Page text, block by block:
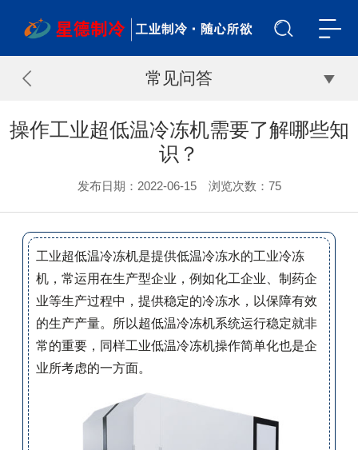
常见问答
操作工业超低温冷冻机需要了解哪些知
识？
发布日期：2022-06-15 浏览次数： 75
工业超低温冷冻机是提供低温冷冻水的工业冷冻
机，常运用在生产型企业，例如化工企业、制药企
业等生产过程中，提供稳定的冷冻水，以保障有效
的生产产量。所以超低温冷冻机系统运行稳定就非
常的重要，同样工业低温冷冻机操作简单化也是企
业所考虑的一方面。